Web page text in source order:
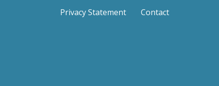
Privacy Statement Contact